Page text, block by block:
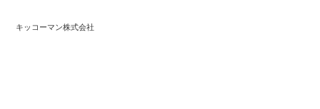
キッコーマン株式会社